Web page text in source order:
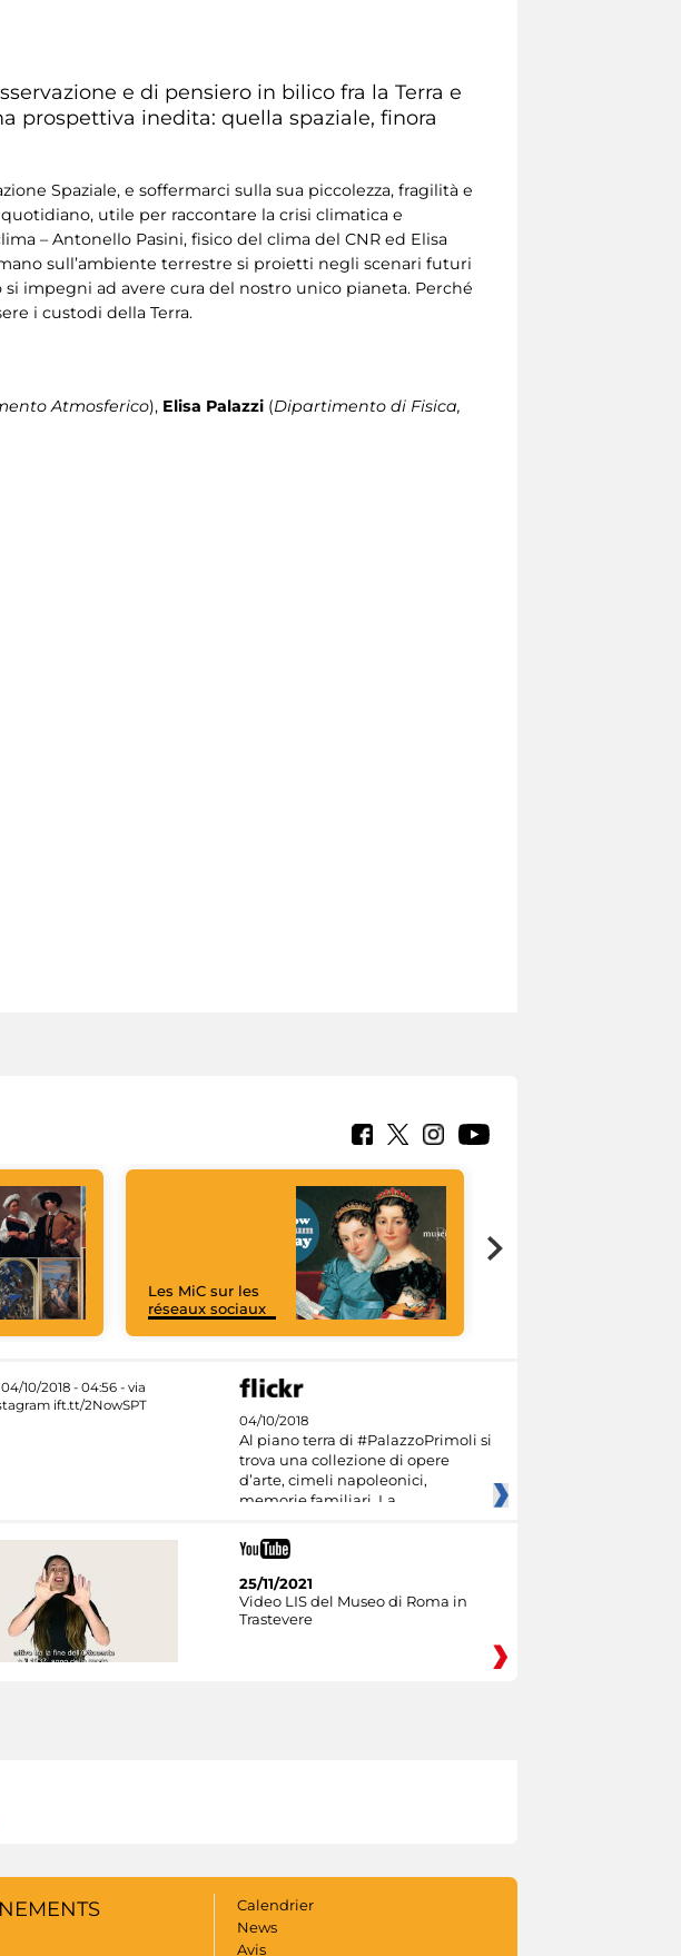
e di pensiero in bilico fra la Terra e
prospettiva inedita: quella spaziale, finora
Spaziale, e soffermarci sulla sua piccolezza, fragilità e
utile per raccontare la crisi climatica e
– Antonello Pasini, fisico del clima del CNR ed Elisa
sull’ambiente terrestre si proietti negli scenari futuri
impegni ad avere cura del nostro unico pianeta. Perché
i custodi della Terra.
Atmosferico), Elisa Palazzi (Dipartimento di Fisica,
Les MiC sur les
réseaux sociaux
04/10/2018
Al piano terra di #PalazzoPrimoli si
trova una collezione di opere
d’arte, cimeli napoleonici,
memorie familiari. La
25/11/2021
Video LIS del Museo di Roma in
Trastevere
Calendrier
News
Avis